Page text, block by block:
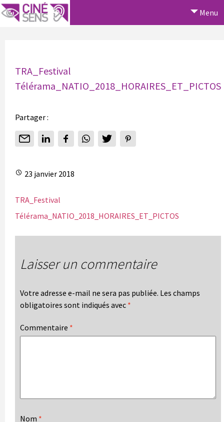
Menu
TRA_Festival
Télérama_NATIO_2018_HORAIRES_ET_PICTOS
Partager :
23 janvier 2018
TRA_Festival
Télérama_NATIO_2018_HORAIRES_ET_PICTOS
Laisser un commentaire
Votre adresse e-mail ne sera pas publiée. Les champs
obligatoires sont indiqués avec *
Commentaire *
Nom *